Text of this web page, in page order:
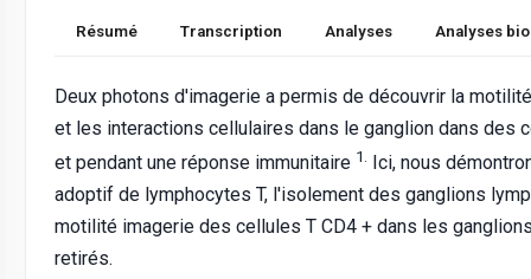
Résumé Transcription Analyses Analyses
Deux photons d'imagerie a permis de découvrir la
et les interactions cellulaires dans le ganglion dans des
et pendant une réponse immunitaire 1.
Ici, nous
adoptif de lymphocytes T, l'isolement des ganglions
motilité imagerie des cellules T CD4 + dans les
retirés.